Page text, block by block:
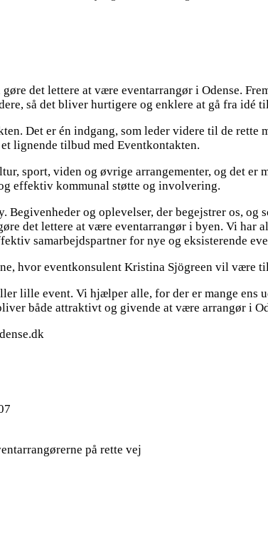
det lettere at være eventarrangør i Odense.
så det bliver hurtigere og enklere at gå fra idé
Det er én indgang, som leder videre til de rette
lignende tilbud med Eventkontakten.
sport, viden og øvrige arrangementer, og det er
effektiv kommunal støtte og involvering.
og oplevelser, der begejstrer os,
det lettere at være eventarrangør i byen. Vi har
samarbejdspartner for nye og eksisterende
hvor eventkonsulent Kristina Sjögreen vil være
lille event. Vi hjælper alle, for der er mange ens
både attraktivt og givende at være arrangør i